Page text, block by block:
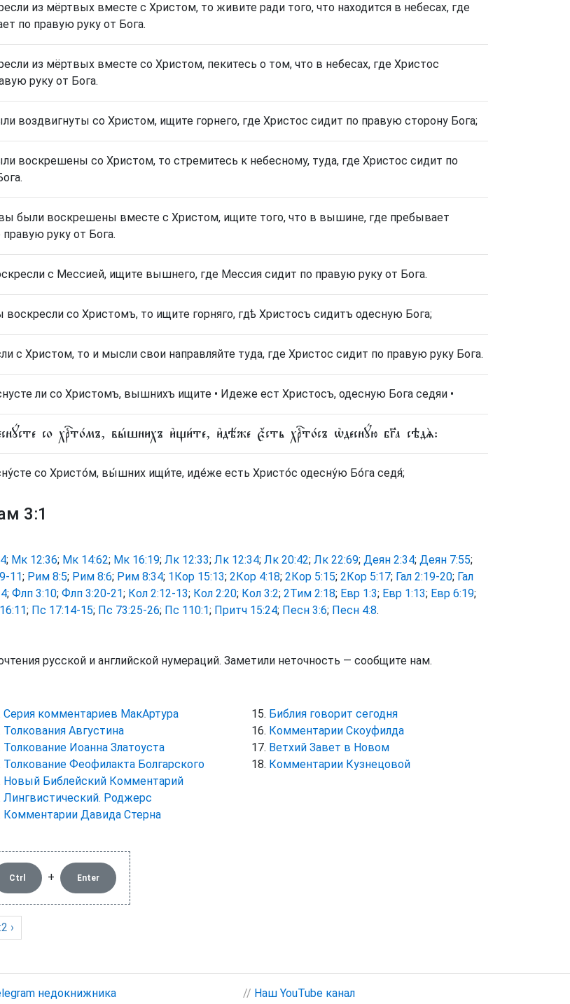
из мёртвых вместе с Христом, то живите ради того, что находится в небесах, где
по правую руку от Бога.
из мёртвых вместе со Христом, пекитесь о том, что в небесах, где Христос
руку от Бога.
воздвигнуты со Христом, ищите горнего, где Христос сидит по правую сторону Бога;
воскрешены со Христом, то стремитесь к небесному, туда, где Христос сидит по
были воскрешены вместе с Христом, ищите того, что в вышине, где пребывает
руку от Бога.
с Мессией, ищите вышнего, где Мессия сидит по правую руку от Бога.
со Христомъ, то ищите горняго, гдѣ Христосъ сидитъ одесную Бога;
с Христом, то и мысли свои направляйте туда, где Христос сидит по правую руку Бога.
ли со Христомъ, вышнихъ ищите • Идеже ест Христосъ, одесную Бога седяи •
со хрⷭ҇то́мъ, вы́шнихъ и҆щи́те, и҆дѣ́же є҆́сть хрⷭ҇то́съ ѡ҆деснꙋ́ю бг҃а сѣдѧ̀:
со Христо́м, вы́шних ищи́те, иде́же есть Христо́с одесну́ю Бо́га седя́;
3:1
; Мк 12:36; Мк 14:62; Мк 16:19; Лк 12:33; Лк 12:34; Лк 20:42; Лк 22:69; Деян 2:34; Деян 7:55;
11; Рим 8:5; Рим 8:6; Рим 8:34; 1Кор 15:13; 2Кор 4:18; 2Кор 5:15; 2Кор 5:17; Гал 2:19-20; Гал
; Флп 3:10; Флп 3:20-21; Кол 2:12-13; Кол 2:20; Кол 3:2; 2Тим 2:18; Евр 1:3; Евр 1:13; Евр 6:19;
; Пс 17:14-15; Пс 73:25-26; Пс 110:1; Притч 15:24; Песн 3:6; Песн 4:8.
русской и английской нумераций. Заметили неточность — сообщите нам.
Серия комментариев МакАртура
Толкования Августина
Толкование Иоанна Златоуста
Толкование Феофилакта Болгарского
Новый Библейский Комментарий
Лингвистический. Роджерс
Комментарии Давида Стерна
Библия говорит сегодня
Комментарии Скоуфилда
Ветхий Завет в Новом
Комментарии Кузнецовой
Ctrl + Enter
›
недокнижника // Наш YouTube канал